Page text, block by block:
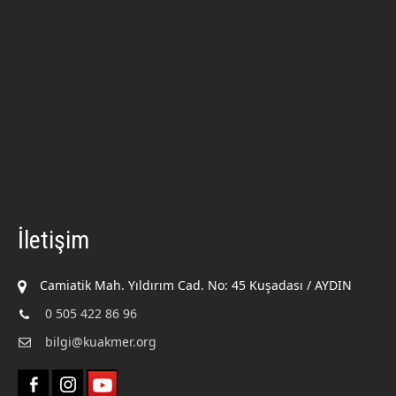
İletişim
Camiatik Mah. Yıldırım Cad. No: 45 Kuşadası / AYDIN
0 505 422 86 96
bilgi@kuakmer.org